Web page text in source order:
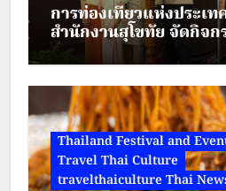
การท่องเที่ยวแห่งประเ
สำนักงานสุโขทัย จัดกิจกรรม “Feel all
the feelings @
ตลาดย้อนยุคนครชุม
Thailand Festival and
Travel Thai Culture
travelthaiculture Thai